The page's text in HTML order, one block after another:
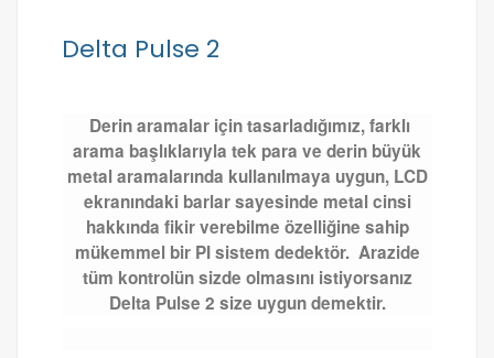
Delta Pulse 2
Derin aramalar için tasarladığımız, farklı
arama başlıklarıyla tek para ve derin büyük
metal aramalarında kullanılmaya uygun, LCD
ekranındaki barlar sayesinde metal cinsi
hakkında fikir verebilme özelliğine sahip
mükemmel bir PI sistem dedektör. Arazide
tüm kontrolün sizde olmasını istiyorsanız
Delta Pulse 2 size uygun demektir.